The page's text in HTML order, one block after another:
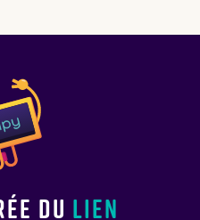
du lien